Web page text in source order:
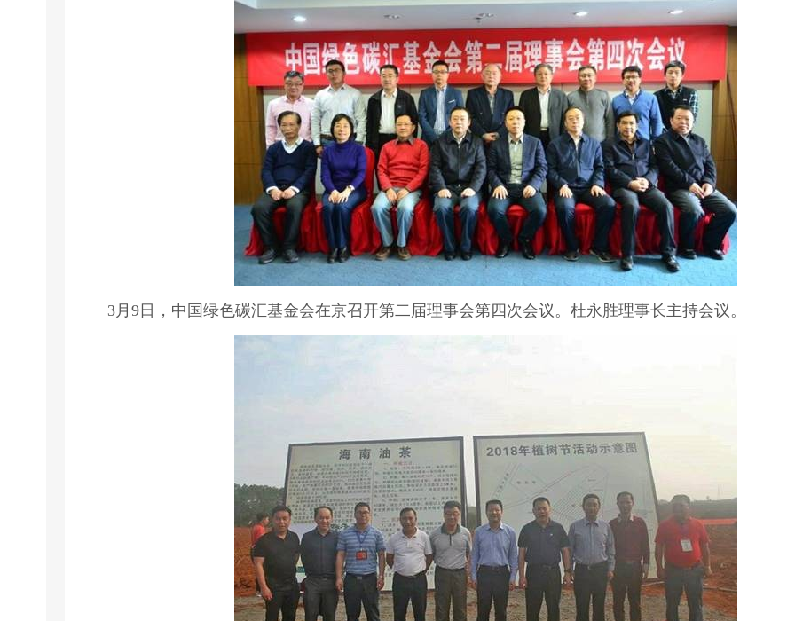
3月9日，中国绿色碳汇基金会在京召开第二届理事会第四次会议。杜永胜理事长主持会议。